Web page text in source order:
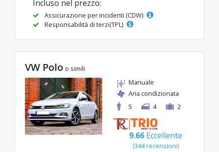
Incluso nel prezzo:
Assicurazione per incidenti (CDW)
Responsabilità di terzi(TPL)
VW Polo o simili
Manuale
Aria condizionata
5
4 2
9.66 Eccellente
(344 recensioni)